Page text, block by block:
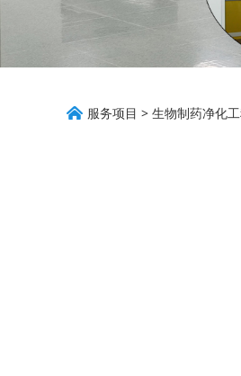
中药饮片
服务项目 > 生物制药净化